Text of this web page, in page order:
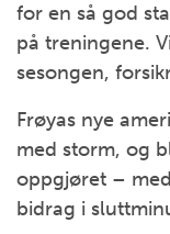
for en så god
på treningene.
sesongen,
Frøyas nye
med storm, og
oppgjøret –
bidrag i